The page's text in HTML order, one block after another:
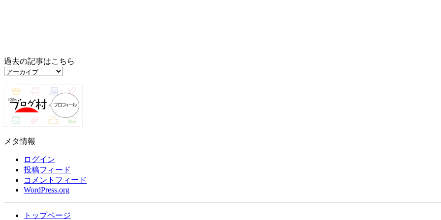
過去の記事はこちら
過
の
記
事
は
ち
メタ情報
ログイン
投稿フィード
コメントフィード
WordPress.org
トップページ